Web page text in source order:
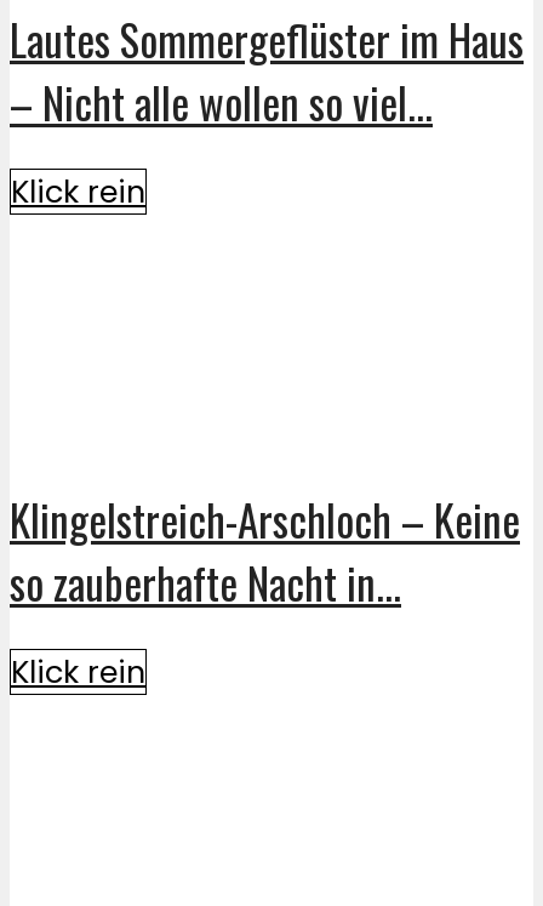
Lautes Sommergeflüster im Haus
– Nicht alle wollen so viel...
Klick rein
Klingelstreich-Arschloch – Keine
so zauberhafte Nacht in...
Klick rein